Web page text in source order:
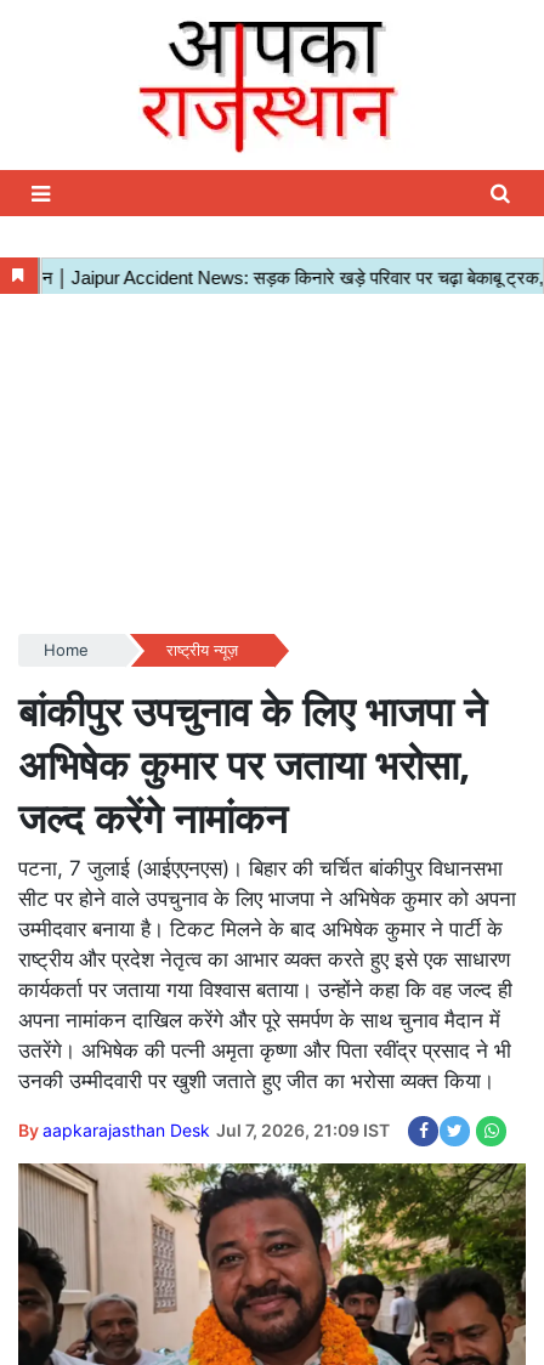
Home राष्ट्रीय न्यूज़
बांकीपुर उपचुनाव के लिए भाजपा ने
अभिषेक कुमार पर जताया भरोसा,
जल्द करेंगे नामांकन
पटना, 7 जुलाई (आईएएनएस)। बिहार की चर्चित बांकीपुर विधानसभा
सीट पर होने वाले उपचुनाव के लिए भाजपा ने अभिषेक कुमार को अपना
उम्मीदवार बनाया है। टिकट मिलने के बाद अभिषेक कुमार ने पार्टी के
राष्ट्रीय और प्रदेश नेतृत्व का आभार व्यक्त करते हुए इसे एक साधारण
कार्यकर्ता पर जताया गया विश्वास बताया। उन्होंने कहा कि वह जल्द ही
अपना नामांकन दाखिल करेंगे और पूरे समर्पण के साथ चुनाव मैदान में
उतरेंगे। अभिषेक की पत्नी अमृता कृष्णा और पिता रवींद्र प्रसाद ने भी
उनकी उम्मीदवारी पर खुशी जताते हुए जीत का भरोसा व्यक्त किया।
Byaapkarajasthan Desk Jul 7, 2026, 21:09 IST